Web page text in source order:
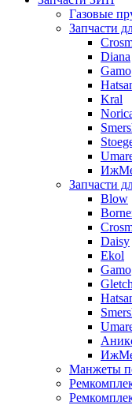
Газовые
Запчасти
Diana
Gamo
Kral
Запчасти
Blow
Daisy
Ekol
Gamo
Манжеты